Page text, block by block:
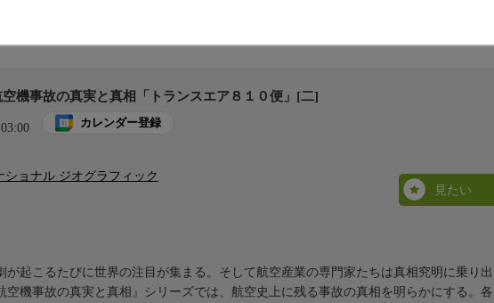
機事故の真実と真相「トランスエア８１０便」[二]
カレンダー登録
ショナル ジオグラフィック
見たい
が起こるたびに世界の注目が集まる。そして航空産業の専門家たちは真相究明に乗り出
空機事故の真実と真相』シリーズでは、航空史上に残る事故の真相を明らかにする。各